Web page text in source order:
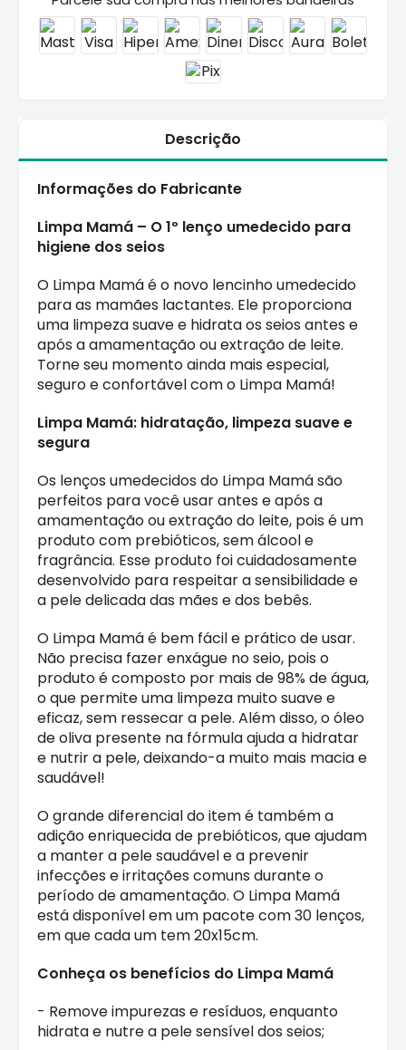
Descrição
Informações do Fabricante
Limpa Mamá – O 1º lenço umedecido para
higiene dos seios
O Limpa Mamá é o novo lencinho umedecido
para as mamães lactantes. Ele proporciona
uma limpeza suave e hidrata os seios antes e
após a amamentação ou extração de leite.
Torne seu momento ainda mais especial,
seguro e confortável com o Limpa Mamá!
Limpa Mamá: hidratação, limpeza suave e
segura
Os lenços umedecidos do Limpa Mamá são
perfeitos para você usar antes e após a
amamentação ou extração do leite, pois é um
produto com prebióticos, sem álcool e
fragrância. Esse produto foi cuidadosamente
desenvolvido para respeitar a sensibilidade e
a pele delicada das mães e dos bebês.
O Limpa Mamá é bem fácil e prático de usar.
Não precisa fazer enxágue no seio, pois o
produto é composto por mais de 98% de água,
o que permite uma limpeza muito suave e
eficaz, sem ressecar a pele. Além disso, o óleo
de oliva presente na fórmula ajuda a hidratar
e nutrir a pele, deixando-a muito mais macia e
saudável!
O grande diferencial do item é também a
adição enriquecida de prebióticos, que ajudam
a manter a pele saudável e a prevenir
infecções e irritações comuns durante o
período de amamentação. O Limpa Mamá
está disponível em um pacote com 30 lenços,
em que cada um tem 20x15cm.
Conheça os benefícios do Limpa Mamá
- Remove impurezas e resíduos, enquanto
hidrata e nutre a pele sensível dos seios;